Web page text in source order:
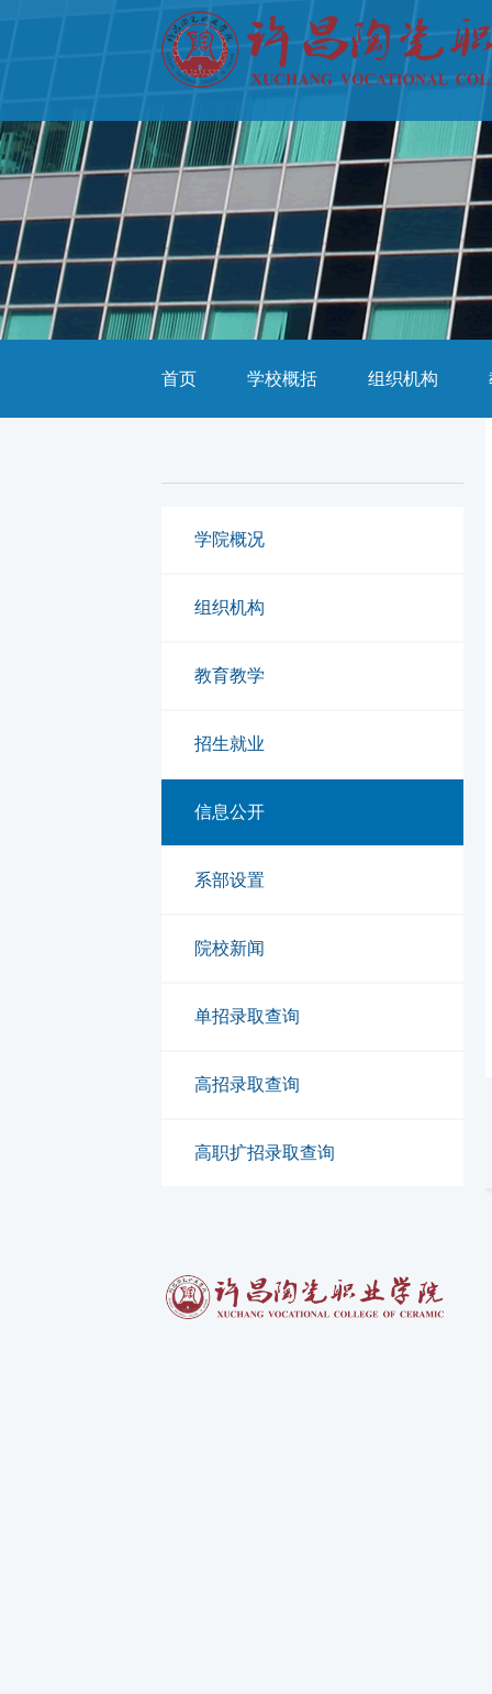
首页 学校概括 组织机构
学院概况
组织机构
教育教学
招生就业
信息公开
系部设置
院校新闻
单招录取查询
高招录取查询
高职扩招录取查询